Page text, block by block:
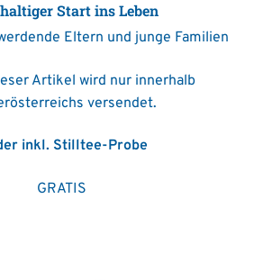
Start ins Leben
Eltern und junge Familien
Artikel wird nur innerhalb
versendet.
inkl. Stilltee-Probe
GRATIS